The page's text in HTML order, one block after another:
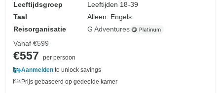
Leeftijdsgroep
Leeftijden 18-39
Taal
Alleen: Engels
Reisorganisatie
G Adventures
Vanaf €599
€557
per persoon
Aanmelden to unlock savings
Prijs gebaseerd op gedeelde kamer